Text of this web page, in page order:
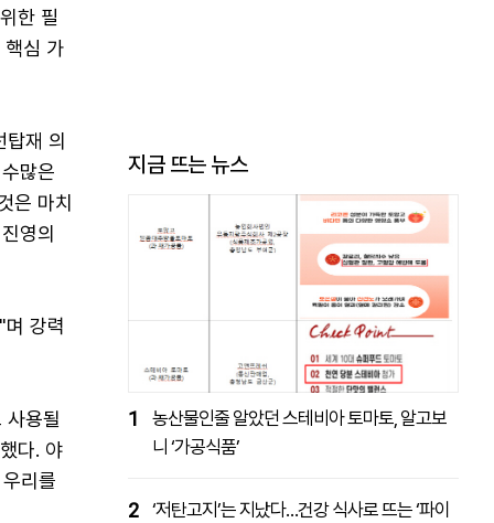
한 필
핵심 가
재 의
많은
은 마치
영의
강력
사용될
다. 야
리를
지금 뜨는 뉴스
1
농산물인줄 알았던 스테비아 토마토, 알고보
니 ‘가공식품’
2 ‘저탄고지’는 지났다…건강 식사로 뜨는 ‘파이